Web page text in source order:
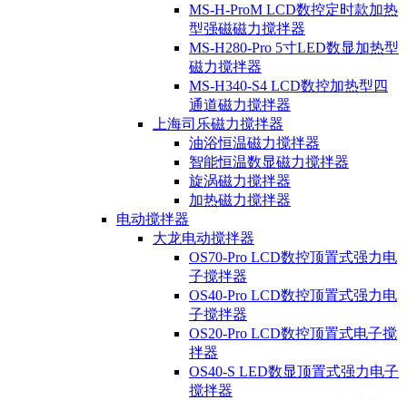
MS-H-ProM LCD数控定时款加热
型强磁磁力搅拌器
MS-H280-Pro 5寸LED数显加热型
磁力搅拌器
MS-H340-S4 LCD数控加热型四
通道磁力搅拌器
上海司乐磁力搅拌器
油浴恒温磁力搅拌器
智能恒温数显磁力搅拌器
旋涡磁力搅拌器
加热磁力搅拌器
电动搅拌器
大龙电动搅拌器
OS70-Pro LCD数控顶置式强力电
子搅拌器
OS40-Pro LCD数控顶置式强力电
子搅拌器
OS20-Pro LCD数控顶置式电子搅
拌器
OS40-S LED数显顶置式强力电子
搅拌器